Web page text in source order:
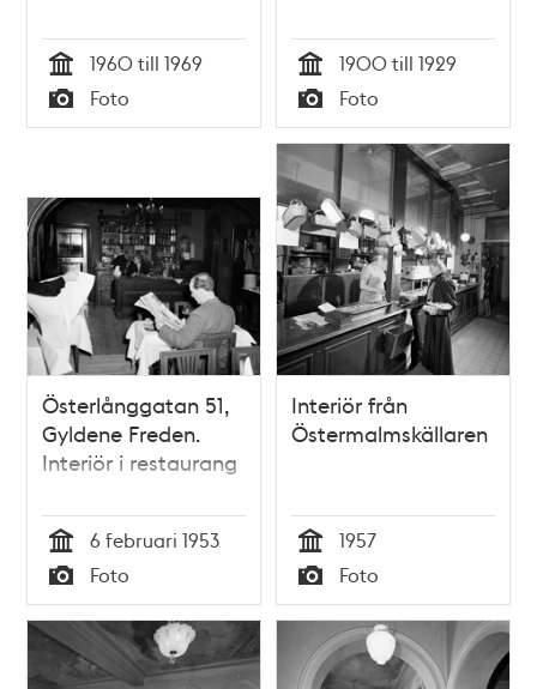
Tid
1960 till 1969
Typ
Foto Tid
1900 till 1929
Typ
Foto
Österlånggatan 51,
Gyldene Freden.
Interiör i restaurang
Tid
6 februari 1953
Typ
Foto
Interiör från
Östermalmskällaren
Tid
1957
Typ
Foto